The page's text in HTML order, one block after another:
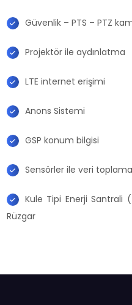
Güvenlik – PTS – PTZ
Projektör ile aydınlatma
LTE internet erişimi
Anons Sistemi
GSP konum bilgisi
Sensörler ile veri
Kule Tipi Enerji
Rüzgar